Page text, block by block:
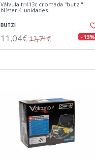
Válvula tr413c cromada "butzi".
blíster 4 unidades.
BUTZI
11,04€ 12,71€ - 13%